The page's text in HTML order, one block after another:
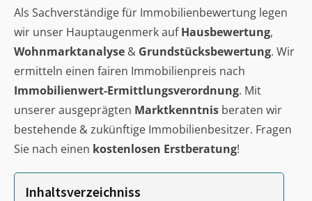
Als Sachverständige für Immobilienbewertung legen
wir unser Hauptaugenmerk aufHausbewertung,
Wohnmarktanalyse & Grundstücksbewertung. Wir
ermitteln einen fairen Immobilienpreis nach
Immobilienwert-Ermittlungsverordnung. Mit
unserer ausgeprägten Marktkenntnis beraten wir
bestehende & zukünftige Immobilienbesitzer. Fragen
Sie nach einen kostenlosen Erstberatung!
Inhaltsverzeichniss